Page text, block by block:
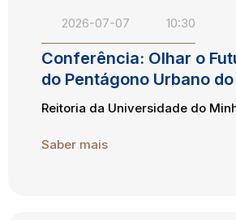
2026-07-07 10:30
Conferência: Olhar o
do Pentágono Urbano
Reitoria da Universidade do
Saber mais